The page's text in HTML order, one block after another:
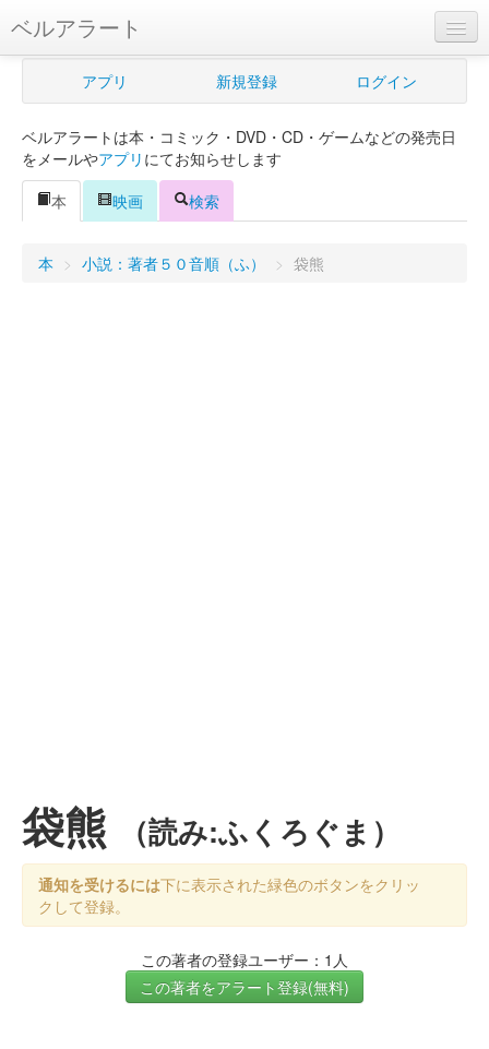
ベルアラート
ベルアラートとは
新規登録
ログイン
アプリ 新規登録 ログイン
ベルアラートは本・コミック・DVD・CD・ゲームなどの発売日
をメールやアプリ にてお知らせします
本
映画 検索
本 > 小説：著者５０音順（ふ） > 袋熊
袋熊 （読み:ふくろぐま）
通知を受けるには下に表示された緑色のボタンをクリッ
クして登録。
この著者の登録ユーザー：1人
この著者をアラート登録(無料)